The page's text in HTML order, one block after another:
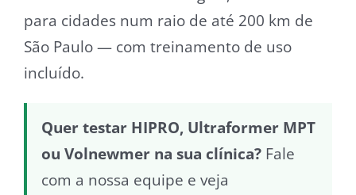
para cidades num raio de até 200 km de
São Paulo — com treinamento de uso
incluído.
Quer testar HIPRO, Ultraformer MPT
ou Volnewmer na sua clínica? Fale
com a nossa equipe e veja